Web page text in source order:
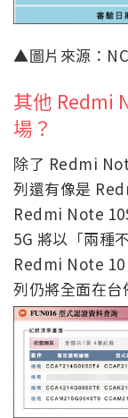
▲圖片來源：
其他 Redmi
場？
除了 Redmi
列還有像是
Redmi Note
5G 將以「兩種
Redmi Note
列仍將全面在台